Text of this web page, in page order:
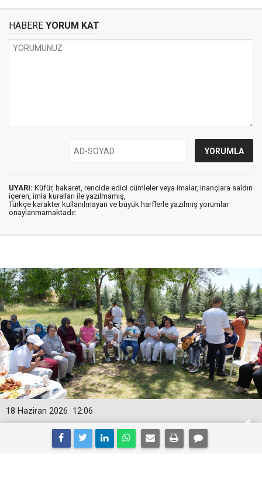
HABERE YORUM KAT
UYARI: Küfür, hakaret, rencide edici cümleler veya imalar, inançlara saldırı
içeren, imla kuralları ile yazılmamış,
Türkçe karakter kullanılmayan ve büyük harflerle yazılmış yorumlar
onaylanmamaktadır.
12:06
18 Haziran 2026